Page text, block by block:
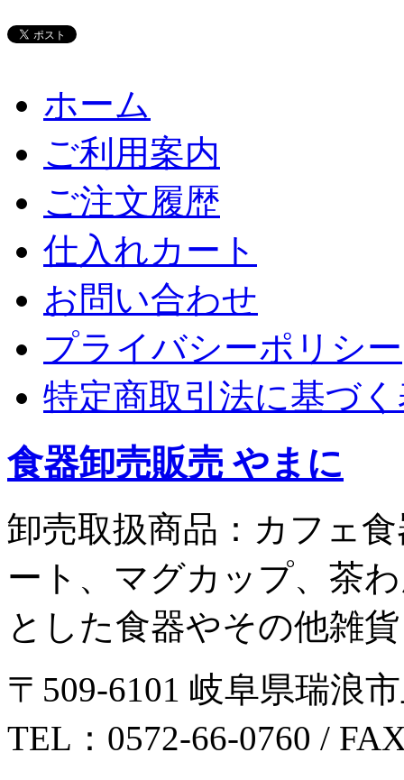
ホーム
ご利用案内
ご注文履歴
仕入れカート
お問い合わせ
プライバシーポリシー
特定商取引法に基づ
食器卸売販売 やまに
卸売取扱商品：カフェ
ート、マグカップ、茶
とした食器やその他雑貨
〒509-6101 岐阜県瑞浪
TEL：0572-66-0760 /